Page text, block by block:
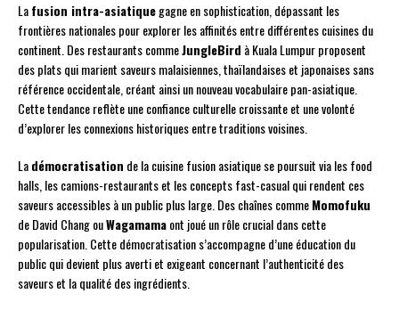
Lafusion intra-asiatiquegagne en sophistication, dépassant les
frontières nationales pour explorer les affinités entre différentes cuisines du
continent. Des restaurants commeJungleBird à Kuala Lumpur proposent
des plats qui marient saveurs malaisiennes, thaïlandaises et japonaises sans
référence occidentale, créant ainsi un nouveau vocabulaire pan-asiatique.
Cette tendance reflète une confiance culturelle croissante et une volonté
d’explorer les connexions historiques entre traditions voisines.
Ladémocratisation de la cuisine fusion asiatique se poursuit via les food
halls, les camions-restaurants et les concepts fast-casual qui rendent ces
saveurs accessibles à un public plus large. Des chaînes commeMomofuku
de David Chang ouWagamamaont joué un rôle crucial dans cette
popularisation. Cette démocratisation s’accompagne d’une éducation du
public qui devient plus averti et exigeant concernant l’authenticité des
saveurs et la qualité des ingrédients.